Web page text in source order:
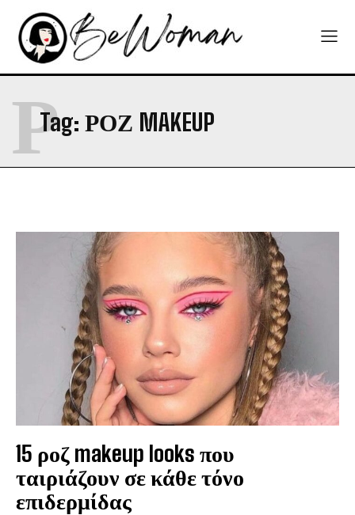
Tag: ΡΟΖ MAKEUP
Ρ
15 ροζ makeup looks που
ταιριάζουν σε κάθε τόνο
επιδερμίδας